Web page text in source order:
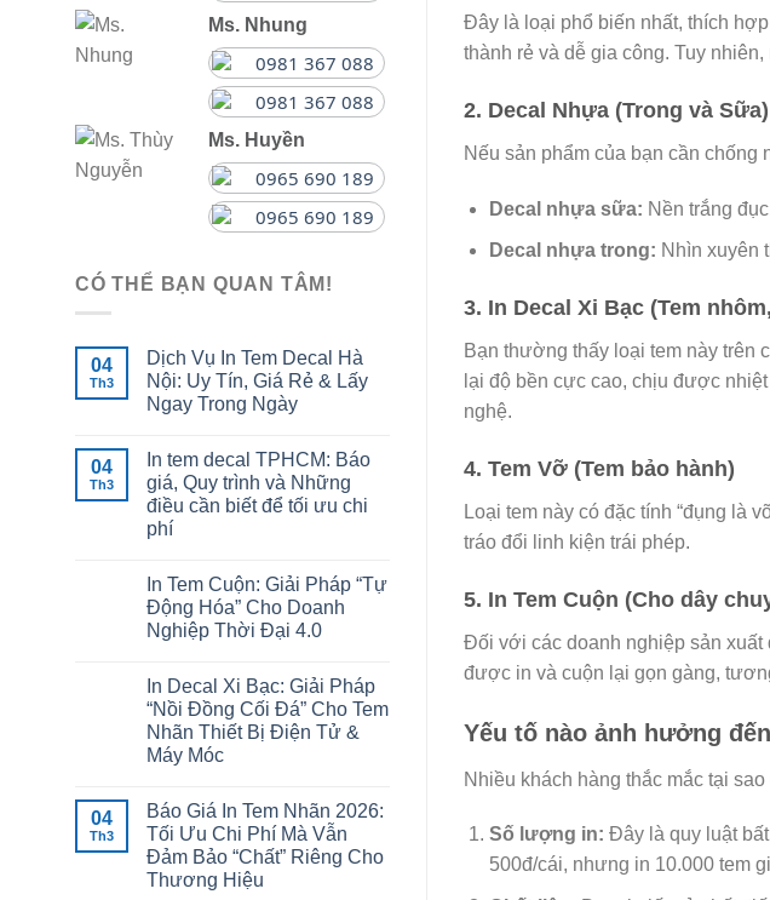
Ms. Nhung
0981 367 088
0981 367 088
Ms. Huyền
0965 690 189
0965 690 189
CÓ THỂ BẠN QUAN TÂM!
04
Th3
Dịch Vụ In Tem Decal Hà
Nội: Uy Tín, Giá Rẻ & Lấy
Ngay Trong Ngày
04
Th3
In tem decal TPHCM: Báo
giá, Quy trình và Những
điều cần biết để tối ưu chi
phí
In Tem Cuộn: Giải Pháp “Tự
Động Hóa” Cho Doanh
Nghiệp Thời Đại 4.0
In Decal Xi Bạc: Giải Pháp
“Nồi Đồng Cối Đá” Cho Tem
Nhãn Thiết Bị Điện Tử &
Máy Móc
04
Th3
Báo Giá In Tem Nhãn 2026:
Tối Ưu Chi Phí Mà Vẫn
Đảm Bảo “Chất” Riêng Cho
Thương Hiệu
Đây là loại phổ biến nhất, thích
thành rẻ và dễ gia công. Tuy
2. Decal Nhựa (Trong và Sữa)
Nếu sản phẩm của bạn cần
Decal nhựa sữa: Nền trắng
Decal nhựa trong: Nhìn xuyên
3. In Decal Xi Bạc (Tem
Bạn thường thấy loại tem này trên
lại độ bền cực cao, chịu được
nghệ.
4. Tem Vỡ (Tem bảo hành)
Loại tem này có đặc tính “đụng là
tráo đổi linh kiện trái phép.
5. In Tem Cuộn (Cho dây
Đối với các doanh nghiệp sản
được in và cuộn lại gọn gàng,
Yếu tố nào ảnh hưởng
Nhiều khách hàng thắc mắc tại
Số lượng in: Đây là quy luật
500đ/cái, nhưng in 10.000 tem